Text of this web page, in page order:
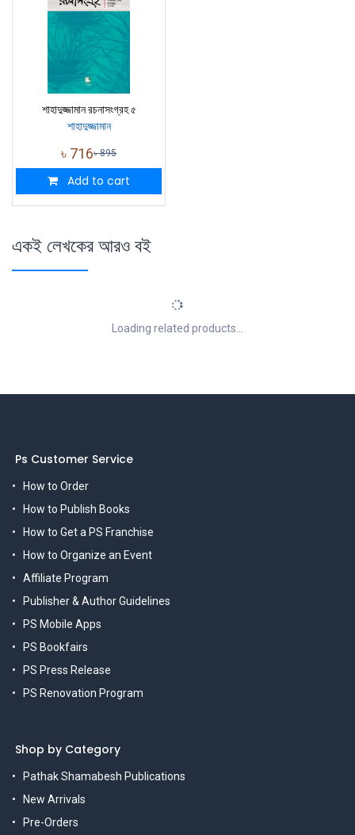
শাহাদুজ্জামান রচনাসংগ্রহ ৫
শাহাদুজ্জামান
৳ 716৳895
Add to cart
একই লেখকের আরও বই
Loading related products...
Ps Customer Service
How to Order
How to Publish Books
How to Get a PS Franchise
How to Organize an Event
Affiliate Program
Publisher & Author Guidelines
PS Mobile Apps
PS Bookfairs
PS Press Release
PS Renovation Program
Shop by Category
Pathak Shamabesh Publications
New Arrivals
Pre-Orders